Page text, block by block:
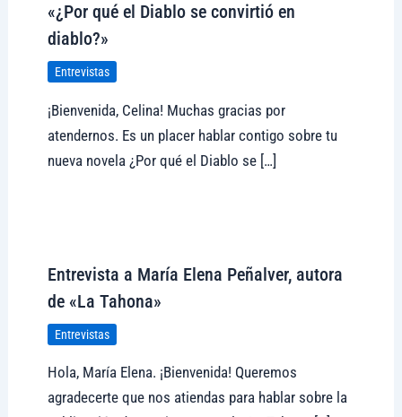
«¿Por qué el Diablo se convirtió en
diablo?»
Entrevistas
¡Bienvenida, Celina! Muchas gracias por
atendernos. Es un placer hablar contigo sobre tu
nueva novela ¿Por qué el Diablo se […]
Entrevista a María Elena Peñalver, autora
de «La Tahona»
Entrevistas
Hola, María Elena. ¡Bienvenida! Queremos
agradecerte que nos atiendas para hablar sobre la